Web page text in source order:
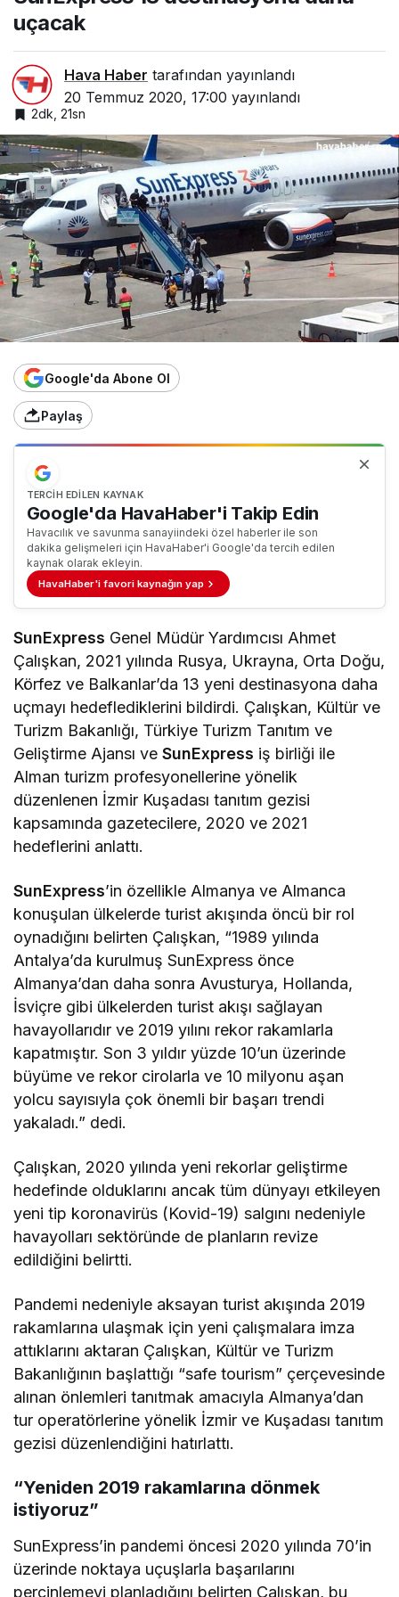
uçacak
Hava Haber tarafından yayınlandı
20 Temmuz 2020, 17:00 yayınlandı
2dk, 21sn
Google'da Abone Ol
Paylaş
TERCIH EDILEN KAYNAK
Google'da HavaHaber'i Takip Edin
Havacılık ve savunma sanayiindeki özel haberler ile son
dakika gelişmeleri için HavaHaber'i Google'da tercih edilen
kaynak olarak ekleyin.
HavaHaber'i favori kaynağın yap
SunExpress Genel Müdür Yardımcısı Ahmet
Çalışkan, 2021 yılında Rusya, Ukrayna, Orta Doğu,
Körfez ve Balkanlar’da 13 yeni destinasyona daha
uçmayı hedeflediklerini bildirdi. Çalışkan, Kültür ve
Turizm Bakanlığı, Türkiye Turizm Tanıtım ve
Geliştirme Ajansı veSunExpress iş birliği ile
Alman turizm profesyonellerine yönelik
düzenlenen İzmir Kuşadası tanıtım gezisi
kapsamında gazetecilere, 2020 ve 2021
hedeflerini anlattı.
SunExpress’in özellikle Almanya ve Almanca
konuşulan ülkelerde turist akışında öncü bir rol
oynadığını belirten Çalışkan, “1989 yılında
Antalya’da kurulmuş SunExpress önce
Almanya’dan daha sonra Avusturya, Hollanda,
İsviçre gibi ülkelerden turist akışı sağlayan
havayollarıdır ve 2019 yılını rekor rakamlarla
kapatmıştır. Son 3 yıldır yüzde 10’un üzerinde
büyüme ve rekor cirolarla ve 10 milyonu aşan
yolcu sayısıyla çok önemli bir başarı trendi
yakaladı.” dedi.
Çalışkan, 2020 yılında yeni rekorlar geliştirme
hedefinde olduklarını ancak tüm dünyayı etkileyen
yeni tip koronavirüs (Kovid-19) salgını nedeniyle
havayolları sektöründe de planların revize
edildiğini belirtti.
Pandemi nedeniyle aksayan turist akışında 2019
rakamlarına ulaşmak için yeni çalışmalara imza
attıklarını aktaran Çalışkan, Kültür ve Turizm
Bakanlığının başlattığı “safe tourism” çerçevesinde
alınan önlemleri tanıtmak amacıyla Almanya’dan
tur operatörlerine yönelik İzmir ve Kuşadası tanıtım
gezisi düzenlendiğini hatırlattı.
“Yeniden 2019 rakamlarına dönmek
istiyoruz”
SunExpress’in pandemi öncesi 2020 yılında 70’in
üzerinde noktaya uçuşlarla başarılarını
perçinlemeyi planladığını belirten Çalışkan, bu